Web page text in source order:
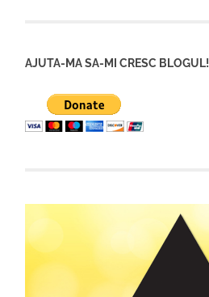
AJUTA-MA SA-MI CRESC BLOGUL!